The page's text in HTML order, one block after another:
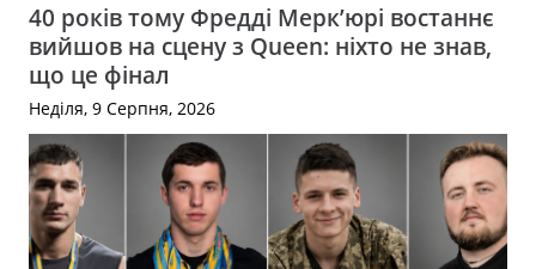
40 років тому Фредді Мерк’юрі востаннє
вийшов на сцену з Queen: ніхто не знав,
що це фінал
Неділя, 9 Серпня, 2026